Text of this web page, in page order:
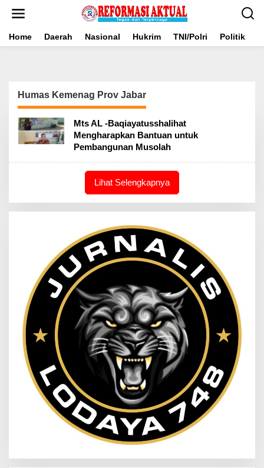
Home Daerah Nasional Hukrim TNI/Polri Politik
Humas Kemenag Prov Jabar
Mts AL -Baqiayatusshalihat
Mengharapkan Bantuan untuk
Pembangunan Musolah
Lihat Selengkapnya